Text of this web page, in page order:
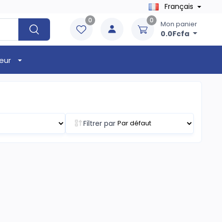
Français
0 0 Mon panier
0.0Fcfa
Filtrer par